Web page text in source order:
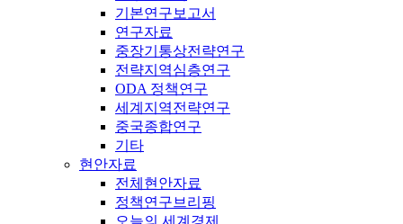
기본연구보고서
연구자료
중장기통상전략연구
전략지역심층연구
ODA 정책연구
세계지역전략연구
중국종합연구
기타
현안자료
전체현안자료
정책연구브리핑
오늘의 세계경제